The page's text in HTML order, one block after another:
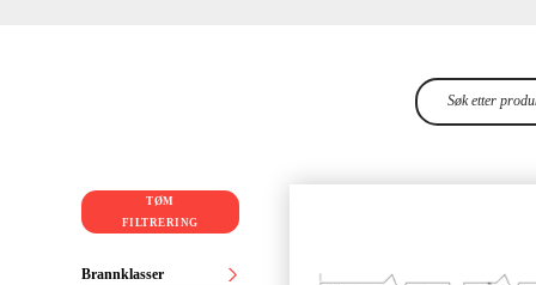
TØM
FILTRERING
Brannklasser